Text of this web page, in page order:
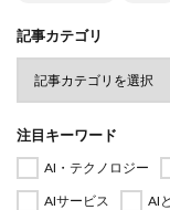
記事カテゴリ
注目キーワード
AI・テクノロジー
AIサービス
AI